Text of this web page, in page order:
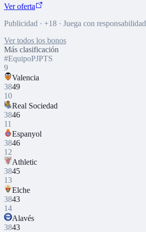
Ver oferta
Publicidad · +18 · Juega con responsabilidad
Ver todos los bonos
Más clasificación
#EquipoPJPTS
9
Valencia
3849
10
Real Sociedad
3846
11
Espanyol
3846
12
Athletic
3845
13
Elche
3843
14
Alavés
3843